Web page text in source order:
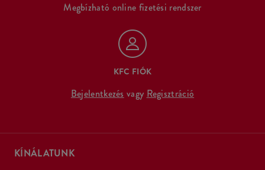
Megbízható online fizetési rendszer
KFC FIÓK
Bejelentkezés vagy Regisztráció
KÍNÁLATUNK